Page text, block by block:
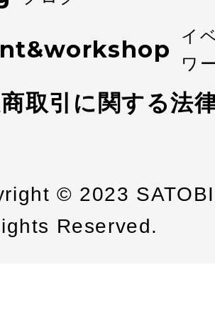
イ
ワ
取引に関する法
© 2023
Reserved.